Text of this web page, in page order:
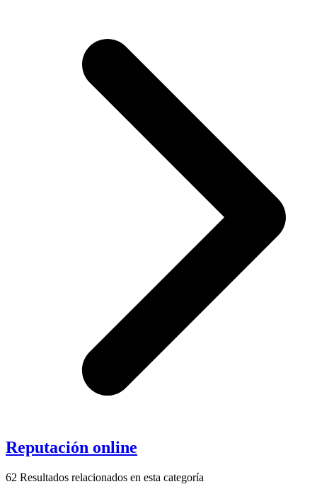
Reputación online
62 Resultados relacionados en esta categoría